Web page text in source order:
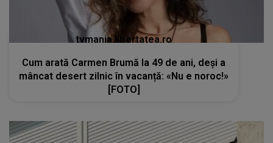
tvmania.libertatea.ro
Cum arată Carmen Brumă la 49 de ani, deși a
mâncat desert zilnic în vacanță: «Nu e noroc!»
[FOTO]